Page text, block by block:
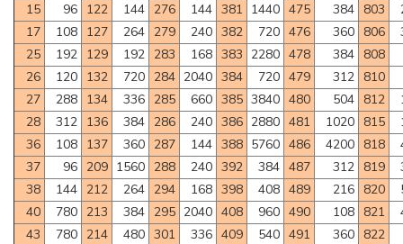
15
96 122 144 276 144 381 1440 475 384 803
17
108 127 264 279 240 382 720 476 360 806
25
192 129 192 283 168 383 2280 478 384 808
26
120 132 720 284 2040 384 720 479 312 810
27
288 134 336 285 660 385 3840 480 504 812
28
312 136 384 286 240 386 2880 481 1020 815
36
108 137 360 287 144 388 5760 486 4200 818
37
96 209 1560 288 240 392 384 487 312 819
38
144 212 264 294 168 398 408 489 216 820
40
780 213 384 295 2040 408 960 490 108 821
43
780 214 480 301 336 409 540 491 360 822